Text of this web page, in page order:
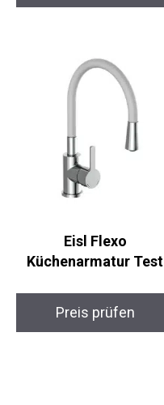
Eisl Flexo
Küchenarmatur Test
Preis prüfen